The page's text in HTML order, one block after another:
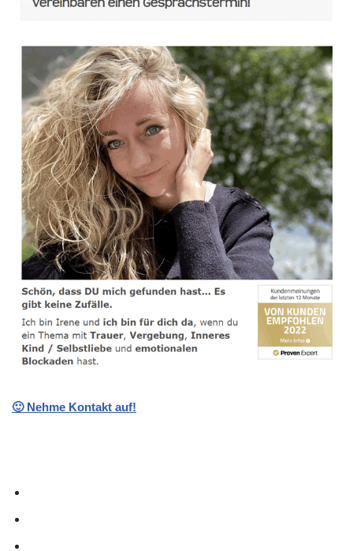
🙂 Nehme Kontakt auf!